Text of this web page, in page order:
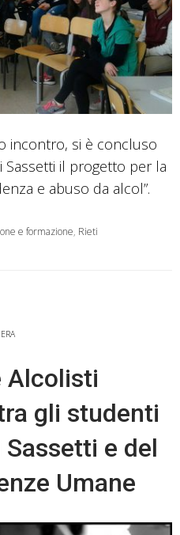
inco­ntro, si è concluso
Sassetti il progetto per la
e abuso da alcol”.
e formazione, Rieti
Alcolisti
gli studenti
e del
Umane